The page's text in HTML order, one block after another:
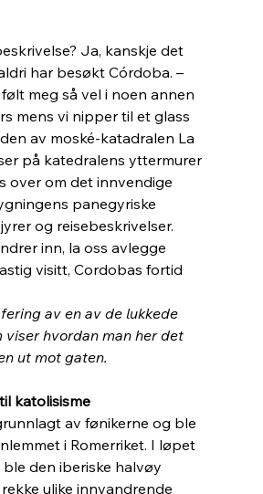
Ja, kanskje det
har besøkt Córdoba. –
meg så vel i noen annen
mens vi nipper til et glass
av moské-katadralen La
på katedralens yttermurer
over om det innvendige
panegyriske
og reisebeskrivelser.
inn, la oss avlegge
visitt, Cordobas fortid
av en av de lukkede
viser hvordan man her det
ut mot gaten.
katolisisme
av fønikerne og ble
i Romerriket. I løpet
den iberiske halvøy
ulike innvandrende